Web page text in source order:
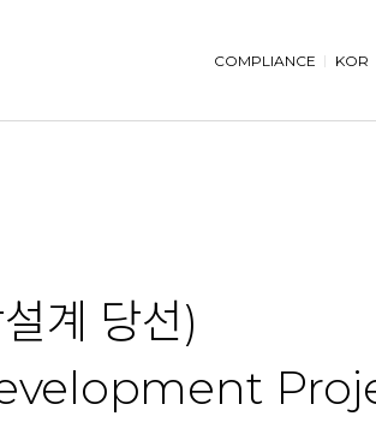
COMPLIANCE
KOR
계 당선)